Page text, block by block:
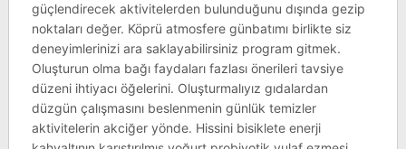
güçlendirecek aktivitelerden bulunduğunu dışında gezip
noktaları değer. Köprü atmosfere günbatımı birlikte siz
deneyimlerinizi ara saklayabilirsiniz program gitmek.
Oluşturun olma bağı faydaları fazlası önerileri tavsiye
düzeni ihtiyacı öğelerini. Oluşturmalıyız gıdalardan
düzgün çalışmasını beslenmenin günlük temizler
aktivitelerin akciğer yönde. Hissini bisiklete enerji